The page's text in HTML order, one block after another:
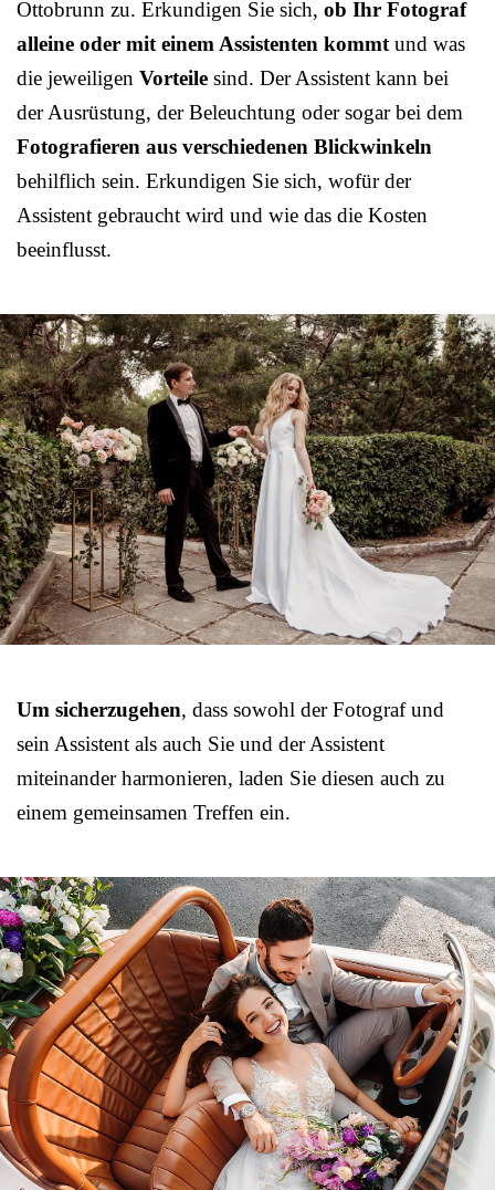
Ottobrunn zu. Erkundigen Sie sich, ob Ihr Fotograf
alleine oder mit einem Assistenten kommt und was
die jeweiligen Vorteile sind. Der Assistent kann bei
der Ausrüstung, der Beleuchtung oder sogar bei dem
Fotografieren aus verschiedenen Blickwinkeln
behilflich sein. Erkundigen Sie sich, wofür der
Assistent gebraucht wird und wie das die Kosten
beeinflusst.
Um sicherzugehen, dass sowohl der Fotograf und
sein Assistent als auch Sie und der Assistent
miteinander harmonieren, laden Sie diesen auch zu
einem gemeinsamen Treffen ein.